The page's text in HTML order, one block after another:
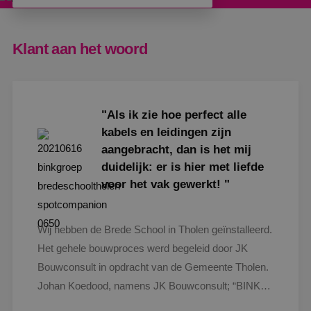
Klant aan het woord
"Als ik zie hoe perfect alle
kabels en leidingen zijn
aangebracht, dan is het mij
duidelijk: er is hier met liefde
voor het vak gewerkt! "
Wij hebben de Brede School in Tholen geïnstalleerd.
Het gehele bouwproces werd begeleid door JK
Bouwconsult in opdracht van de Gemeente Tholen.
Johan Koedood, namens JK Bouwconsult; “BINK
VISITOR_PRIVACY_METADATA
YouTube
Google Privacy Policy